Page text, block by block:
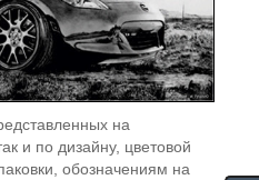
на
и по дизайну, цветовой
обозначениям на